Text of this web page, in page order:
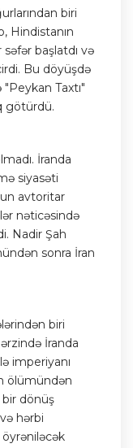
biri
Hindistanın
başlatdı və
Bu döyüşdə
Taxtı"
götürdü.
İranda
siyasəti
avtoritar
nəticəsində
Nadir Şah
sonra İran
biri
İranda
imperiyanı
ölümündən
bir dönüş
hərbi
öyrəniləcək